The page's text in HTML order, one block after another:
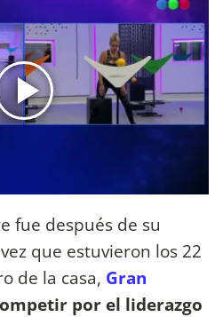
fue después de su
que estuvieron los 22
de la casa, Gran
por el liderazgo